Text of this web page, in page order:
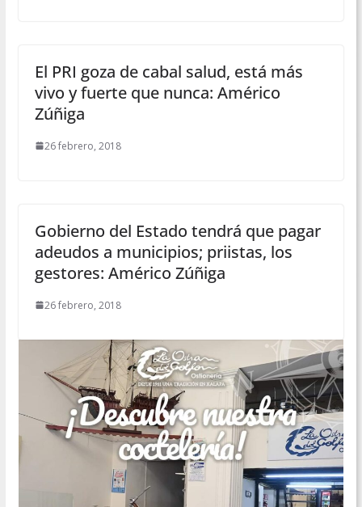
El PRI goza de cabal salud, está más
vivo y fuerte que nunca: Américo
Zúñiga
26 febrero, 2018
Gobierno del Estado tendrá que pagar
adeudos a municipios; priistas, los
gestores: Américo Zúñiga
26 febrero, 2018